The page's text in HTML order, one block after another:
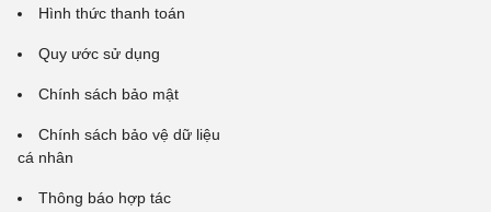
Hình thức thanh toán
Quy ước sử dụng
Chính sách bảo mật
Chính sách bảo vệ dữ liệu
cá nhân
Thông báo hợp tác